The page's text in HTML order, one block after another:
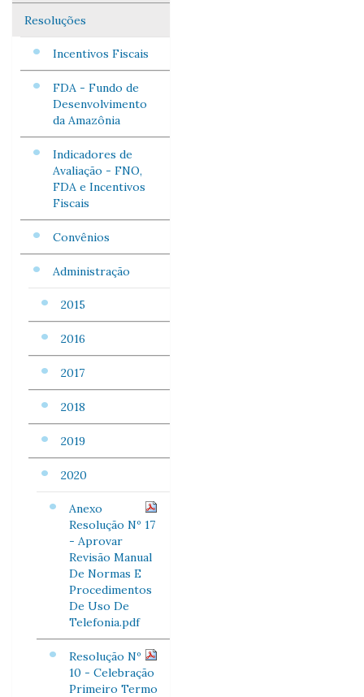
Resoluções
Incentivos Fiscais
FDA - Fundo de
Desenvolvimento
da Amazônia
Indicadores de
Avaliação - FNO,
FDA e Incentivos
Fiscais
Convênios
Administração
2015
2016
2017
2018
2019
2020
Anexo
Resolução Nº 17
- Aprovar
Revisão Manual
De Normas E
Procedimentos
De Uso De
Telefonia.pdf
Resolução Nº
10 - Celebração
Primeiro Termo